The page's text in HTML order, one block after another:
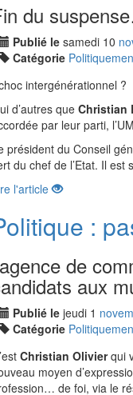
du
Publié le samedi 10
Catégorie
intergénérationnel ?
d’autres que Christian
par leur parti,
président du Conseil
du chef de l’Etat. Il
l'article
:
de
aux
Publié le jeudi 1 nov
Catégorie
Christian Olivierqui
moyen
de foi, via le